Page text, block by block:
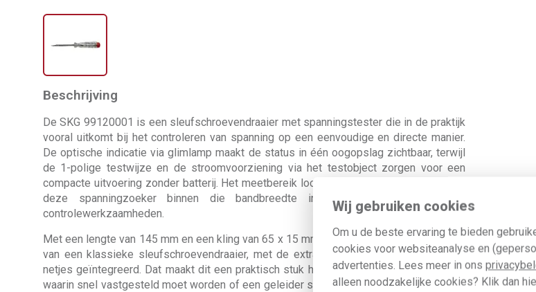
Wij gebruiken cookies
Om u de beste ervaring te bieden
cookies voor websiteanalyse en
advertenties. Lees meer in ons
alleen noodzakelijke cookies? Klik dan
Beschrijving
De SKG 99120001 is een sleufschroevendraaier met spanningstester die in de praktijk
vooral uitkomt bij het controleren van spanning op een eenvoudige en directe manier.
De optische indicatie via glimlamp maakt de status in één oogopslag zichtbaar, terwijl
de 1-polige testwijze en de stroomvoorziening via het testobject zorgen voor een
compacte uitvoering zonder batterij. Het meetbereik loopt van 120 tot 250 V, waardoor
deze spanningzoeker binnen die bandbreedte inzetbaar is voor dagelijkse
controlewerkzaamheden.
Met een lengte van 145 mm en een kling van 65 x 15 mm ligt de vorm duidelijk in de lijn
van een klassieke sleufschroevendraaier, met de extra functie van spanningstesting
netjes geïntegreerd. Dat maakt dit een praktisch stuk handgereedschap voor situaties
waarin snel vastgesteld moet worden of een geleider spanning voert, zonder onnodige